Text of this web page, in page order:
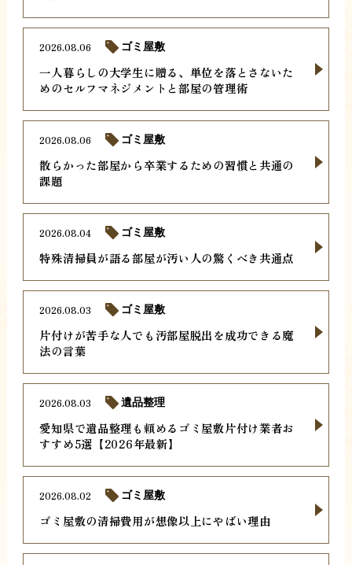
一人暮らしの大学生に贈る、単位を落とさないた
めのセルフマネジメントと部屋の管理術
2026.08.06 ゴミ屋敷
散らかった部屋から卒業するための習慣と共通の
課題
2026.08.06 ゴミ屋敷
特殊清掃員が語る部屋が汚い人の驚くべき共通点
2026.08.04 ゴミ屋敷
片付けが苦手な人でも汚部屋脱出を成功できる魔
法の言葉
2026.08.03 ゴミ屋敷
愛知県で遺品整理も頼めるゴミ屋敷片付け業者お
すすめ5選【2026年最新】
2026.08.03 遺品整理
ゴミ屋敷の清掃費用が想像以上にやばい理由
2026.08.02 ゴミ屋敷